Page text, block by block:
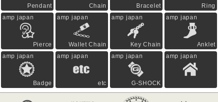
Pendant Chain Bracelet
Ring
amp japan
Pierce
amp japan
Wallet Chain
amp japan
Key Chain
amp japan
Anklet
amp japan
Badge
amp japan
etc
amp japan
G-SHOCK
amp japan